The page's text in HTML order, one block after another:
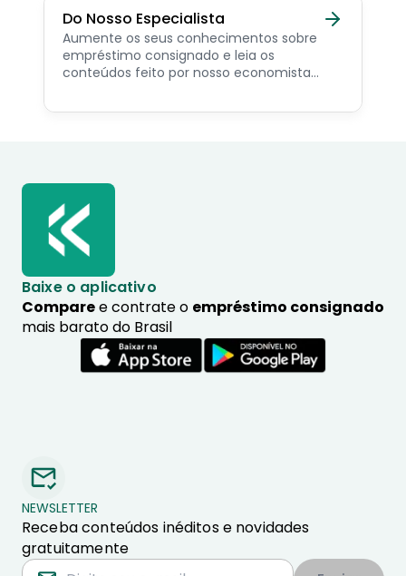
Do Nosso Especialista
Aumente os seus conhecimentos sobre
empréstimo consignado e leia os
conteúdos feito por nosso economista
Baixe o aplicativo
Comparee contrate o empréstimo consignado
mais barato do Brasil
NEWSLETTER
Receba conteúdos inéditos e novidades
gratuitamente